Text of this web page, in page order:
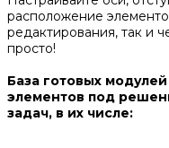
расположение
редактирования, так и
просто!
База готовых
элементов под
задач, в их числе: